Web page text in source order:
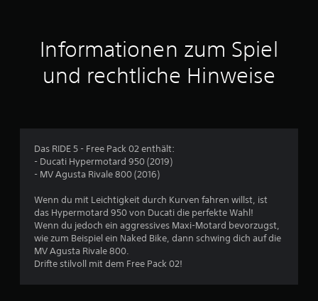
u
s
9
e
e
Informationen zum Spiel
und rechtliche Hinweise
Das RIDE 5 - Free Pack 02 enthält:
- Ducati Hypermotard 950 (2019)
- MV Agusta Rivale 800 (2016)
Wenn du mit Leichtigkeit durch Kurven fahren willst, ist
das Hypermotard 950 von Ducati die perfekte Wahl!
Wenn du jedoch ein aggressives Maxi-Motard bevorzugst,
wie zum Beispiel ein Naked Bike, dann schwing dich auf die
MV Agusta Rivale 800.
Drifte stilvoll mit dem Free Pack 02!